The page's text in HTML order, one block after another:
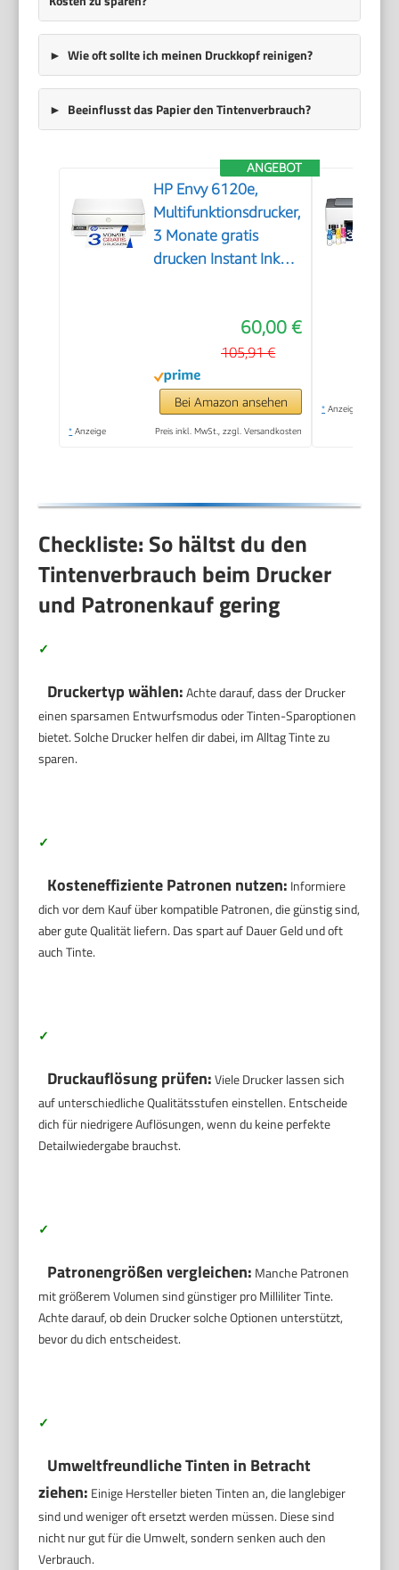
Wie oft sollte ich meinen Druckkopf reinigen?
Beeinflusst das Papier den Tintenverbrauch?
ANGEBOT
HP Envy 6120e,
Multifunktionsdrucker,
3 Monate gratis
drucken Instant Ink
Mobiler Faxversand,
Wi-Fi, Beidseitiger
Druck
60,00 €
105,91 €
Bei Amazon ansehen
* Anzeige Preis inkl. MwSt., zzgl. Versandkosten
* Anzeige
Checkliste: So hältst du den
Tintenverbrauch beim Drucker
und Patronenkauf gering
✓
Druckertyp wählen:Achte darauf, dass der Drucker
einen sparsamen Entwurfsmodus oder Tinten-Sparoptionen
bietet. Solche Drucker helfen dir dabei, im Alltag Tinte zu
sparen.
✓
Kosteneffiziente Patronen nutzen: Informiere
dich vor dem Kauf über kompatible Patronen, die günstig sind,
aber gute Qualität liefern. Das spart auf Dauer Geld und oft
auch Tinte.
✓
Druckauflösung prüfen:Viele Drucker lassen sich
auf unterschiedliche Qualitätsstufen einstellen. Entscheide
dich für niedrigere Auflösungen, wenn du keine perfekte
Detailwiedergabe brauchst.
✓
Patronengrößen vergleichen: Manche Patronen
mit größerem Volumen sind günstiger pro Milliliter Tinte.
Achte darauf, ob dein Drucker solche Optionen unterstützt,
bevor du dich entscheidest.
✓
Umweltfreundliche Tinten in Betracht
ziehen: Einige Hersteller bieten Tinten an, die langlebiger
sind und weniger oft ersetzt werden müssen. Diese sind
nicht nur gut für die Umwelt, sondern senken auch den
Verbrauch.